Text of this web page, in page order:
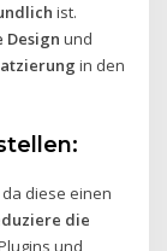
ist.
Design und
in den
da diese einen
die
und